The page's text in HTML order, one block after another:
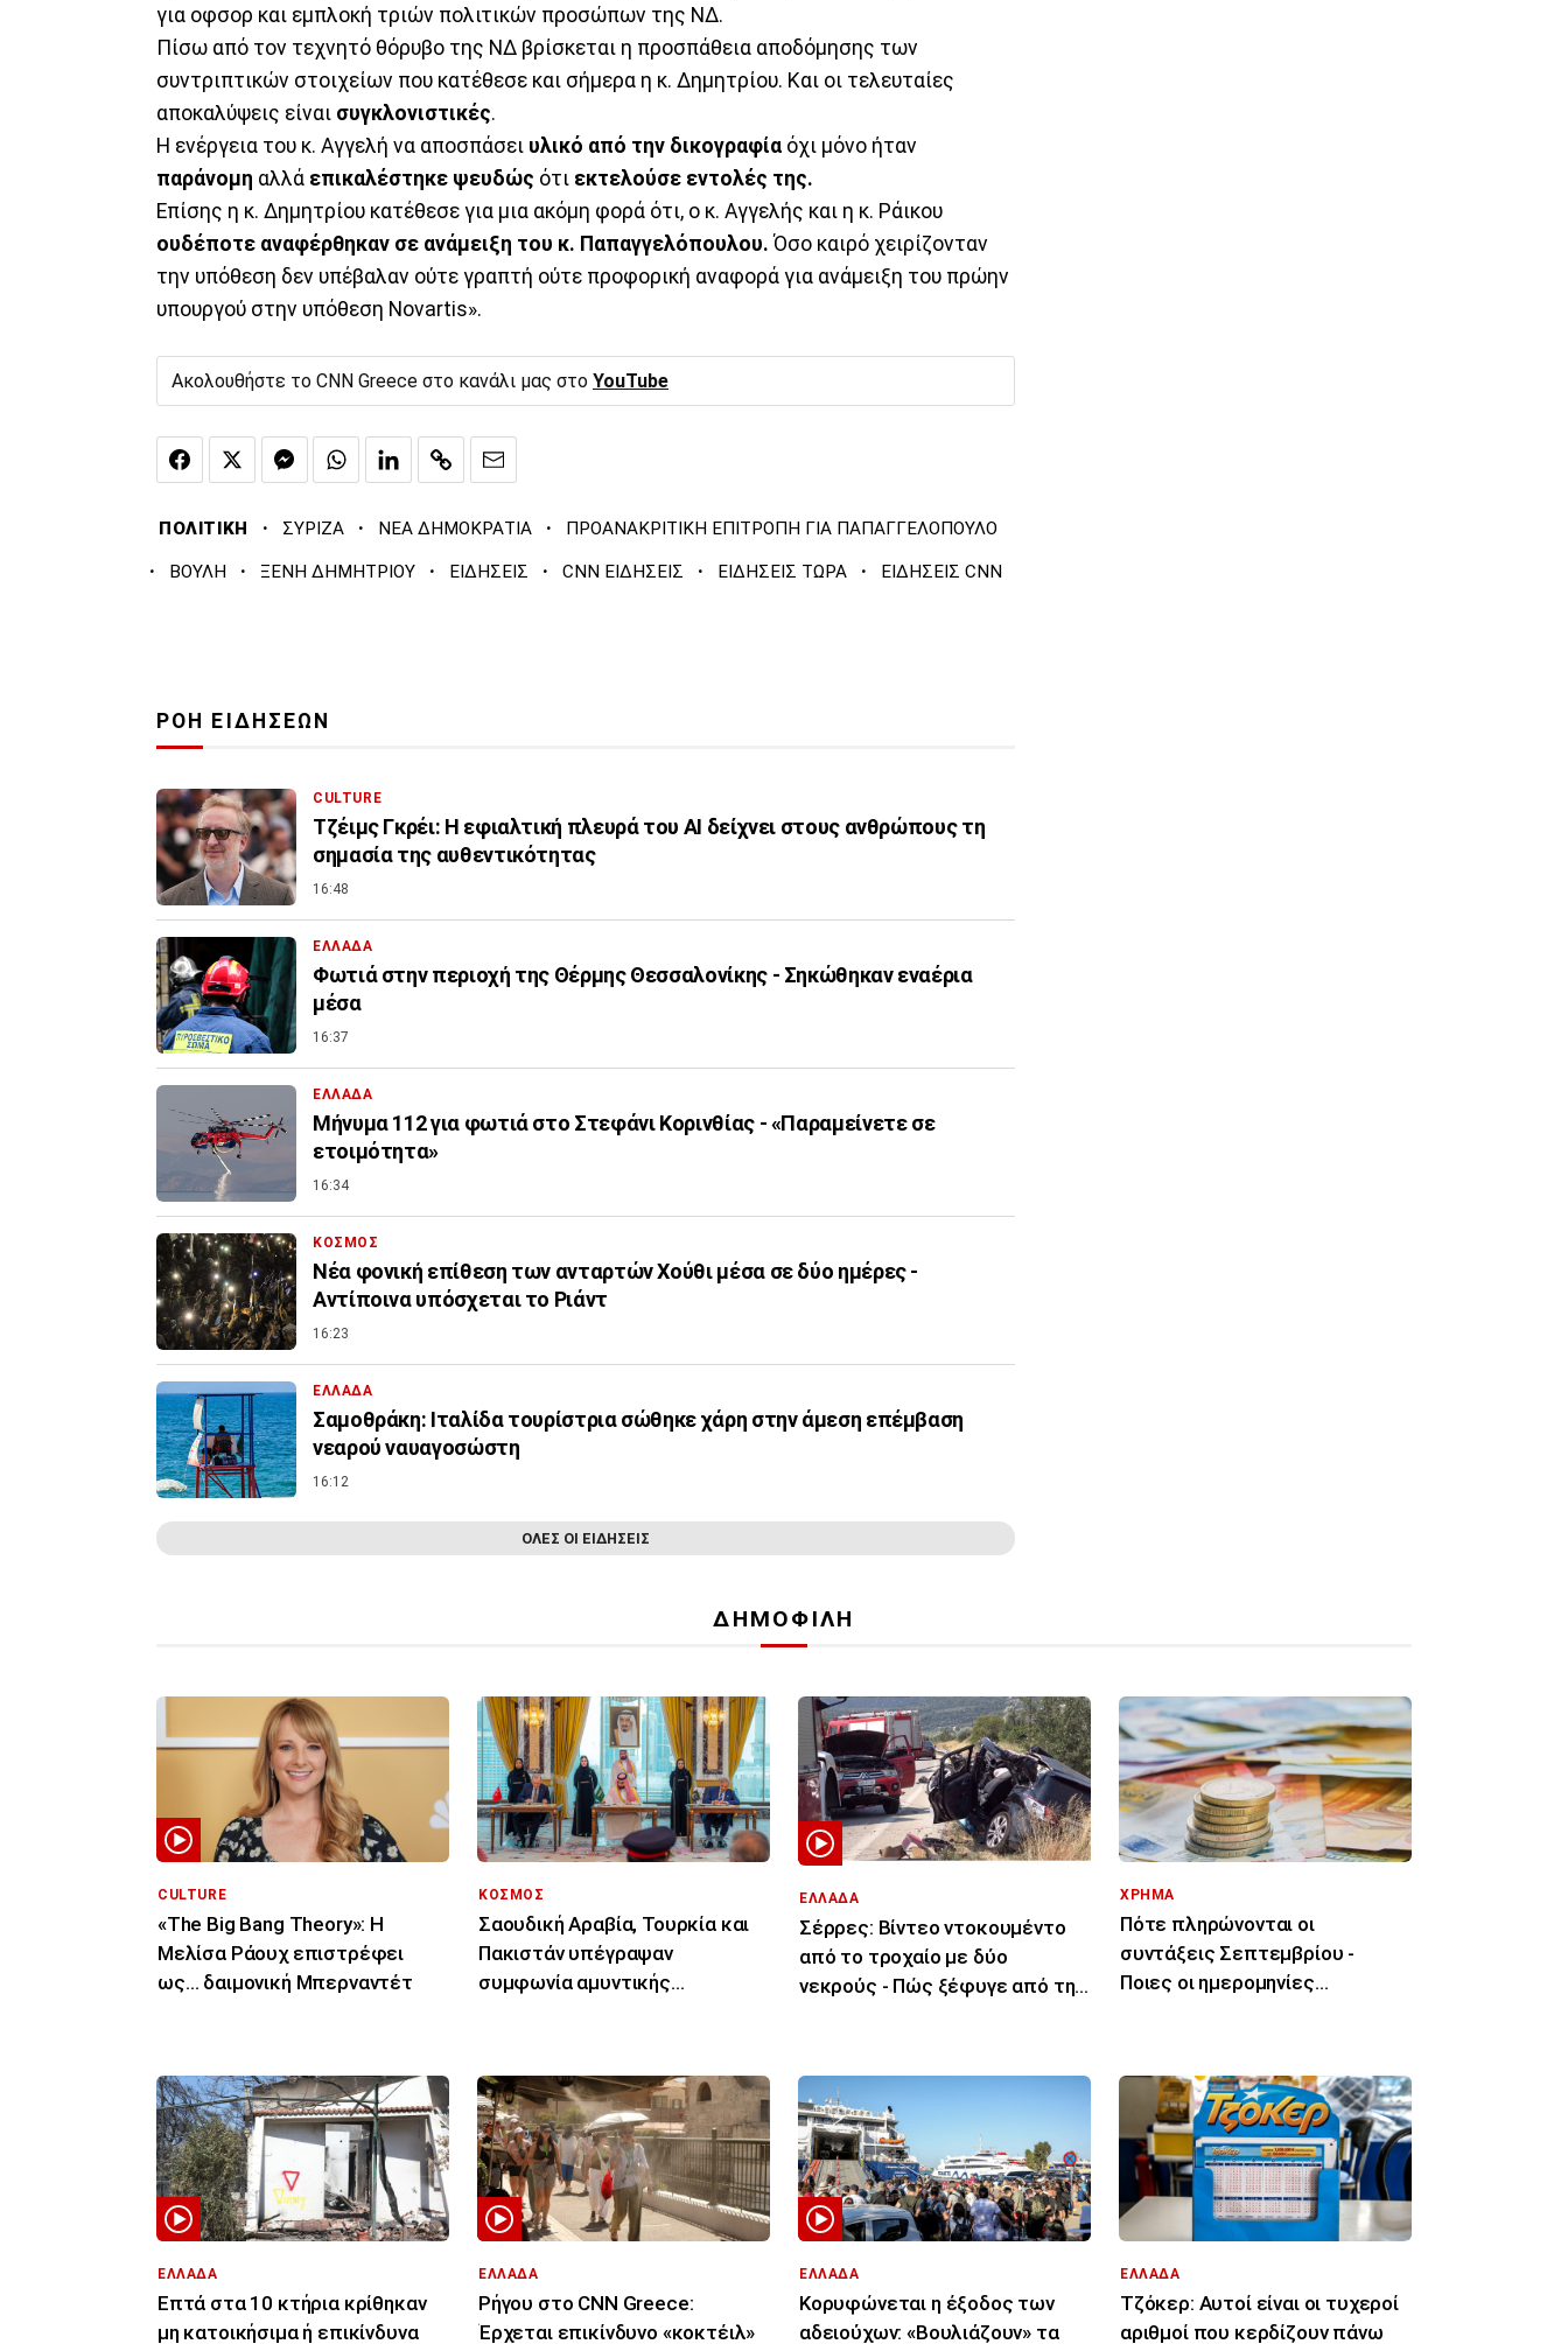
για οφσορ και εμπλοκή τριών πολιτικών προσώπων της ΝΔ.
Πίσω από τον τεχνητό θόρυβο της ΝΔ βρίσκεται η προσπάθεια αποδόμησης των
συντριπτικών στοιχείων που κατέθεσε και σήμερα η κ. Δημητρίου. Και οι τελευταίες
αποκαλύψεις είναι συγκλονιστικές.
Η ενέργεια του κ. Αγγελή να αποσπάσει υλικό από την δικογραφία όχι μόνο ήταν
παράνομη αλλά επικαλέστηκε ψευδώς ότι εκτελούσε εντολές της.
Επίσης η κ. Δημητρίου κατέθεσε για μια ακόμη φορά ότι, ο κ. Αγγελής και η κ. Ράικου
ουδέποτε αναφέρθηκαν σε ανάμειξη του κ. Παπαγγελόπουλου. Όσο καιρό χειρίζονταν
την υπόθεση δεν υπέβαλαν ούτε γραπτή ούτε προφορική αναφορά για ανάμειξη του πρώην
υπουργού στην υπόθεση Novartis».
Ακολουθήστε το CNN Greece στο κανάλι μας στο YouTube
ΠΟΛΙΤΙΚΗ · ΣΥΡΙΖΑ · ΝΕΑ ΔΗΜΟΚΡΑΤΙΑ · ΠΡΟΑΝΑΚΡΙΤΙΚΗ ΕΠΙΤΡΟΠΗ ΓΙΑ ΠΑΠΑΓΓΕΛΟΠΟΥΛΟ
· ΒΟΥΛΗ · ΞΕΝΗ ΔΗΜΗΤΡΙΟΥ · ΕΙΔΗΣΕΙΣ · CNN ΕΙΔΗΣΕΙΣ · ΕΙΔΗΣΕΙΣ ΤΩΡΑ · ΕΙΔΗΣΕΙΣ CNN
ΡΟΗ ΕΙΔΗΣΕΩΝ
CULTURE
Τζέιμς Γκρέι: H εφιαλτική πλευρά του ΑI δείχνει στους ανθρώπους τη
σημασία της αυθεντικότητας
16:48
ΕΛΛΑΔΑ
Φωτιά στην περιοχή της Θέρμης Θεσσαλονίκης - Σηκώθηκαν εναέρια
μέσα
16:37
ΕΛΛΑΔΑ
Μήνυμα 112 για φωτιά στο Στεφάνι Κορινθίας - «Παραμείνετε σε
ετοιμότητα»
16:34
ΚΟΣΜΟΣ
Νέα φονική επίθεση των ανταρτών Χούθι μέσα σε δύο ημέρες -
Αντίποινα υπόσχεται το Ριάντ
16:23
ΕΛΛΑΔΑ
Σαμοθράκη: Ιταλίδα τουρίστρια σώθηκε χάρη στην άμεση επέμβαση
νεαρού ναυαγοσώστη
16:12
ΟΛΕΣ ΟΙ ΕΙΔΗΣΕΙΣ
ΔΗΜΟΦΙΛΗ
CULTURE
«The Big Bang Theory»: Η
Μελίσα Ράουχ επιστρέφει
ως… δαιμονική Μπερναντέτ
ΚΟΣΜΟΣ
Σαουδική Αραβία, Τουρκία και
Πακιστάν υπέγραψαν
συμφωνία αμυντικής
ΕΛΛΑΔΑ
Σέρρες: Βίντεο ντοκουμέντο
από το τροχαίο με δύο
νεκρούς - Πώς ξέφυγε από την
ΧΡΗΜΑ
Πότε πληρώνονται οι
συντάξεις Σεπτεμβρίου -
Ποιες οι ημερομηνίες
ΕΛΛΑΔΑ
Επτά στα 10 κτήρια κρίθηκαν
μη κατοικήσιμα ή επικίνδυνα
ΕΛΛΑΔΑ
Ρήγου στο CNN Greece:
Έρχεται επικίνδυνο «κοκτέιλ»
ΕΛΛΑΔΑ
Κορυφώνεται η έξοδος των
αδειούχων: «Βουλιάζουν» τα
ΕΛΛΑΔΑ
Τζόκερ: Αυτοί είναι οι τυχεροί
αριθμοί που κερδίζουν πάνω